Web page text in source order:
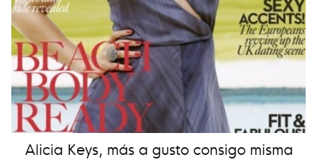
Alicia Keys, más a gusto consigo misma